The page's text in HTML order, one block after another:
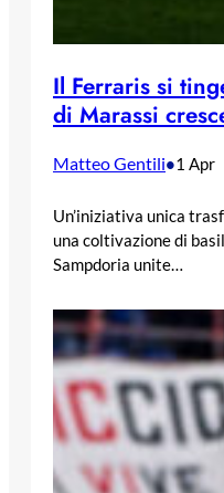
Il Ferraris si
di Marassi
Matteo Gentili•1 Apr
Un’iniziativa unica
una coltivazione di
Sampdoria unite…